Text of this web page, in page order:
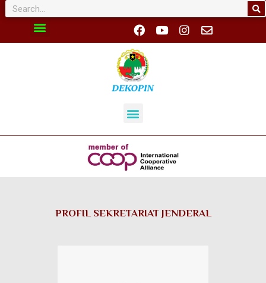
PROFIL SEKRETARIAT JENDERAL